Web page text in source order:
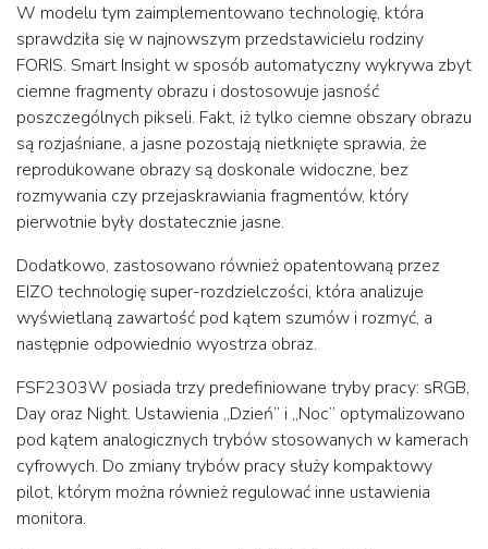
W modelu tym zaimplementowano technologię, która
sprawdziła się w najnowszym przedstawicielu rodziny
FORIS. Smart Insight w sposób automatyczny wykrywa zbyt
ciemne fragmenty obrazu i dostosowuje jasność
poszczególnych pikseli. Fakt, iż tylko ciemne obszary obrazu
są rozjaśniane, a jasne pozostają nietknięte sprawia, że
reprodukowane obrazy są doskonale widoczne, bez
rozmywania czy przejaskrawiania fragmentów, który
pierwotnie były dostatecznie jasne.
Dodatkowo, zastosowano również opatentowaną przez
EIZO technologię super-rozdzielczości, która analizuje
wyświetlaną zawartość pod kątem szumów i rozmyć, a
następnie odpowiednio wyostrza obraz.
FSF2303W posiada trzy predefiniowane tryby pracy: sRGB,
Day oraz Night. Ustawienia „Dzień” i „Noc” optymalizowano
pod kątem analogicznych trybów stosowanych w kamerach
cyfrowych. Do zmiany trybów pracy służy kompaktowy
pilot, którym można również regulować inne ustawienia
monitora.